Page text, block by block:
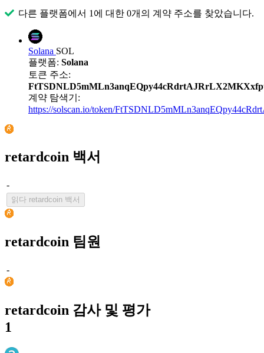
다른 플랫폼에서 1에 대한 0개의 계약 주소를 찾았습니다.
Solana SOL
플랫폼: Solana
토큰 주소:
계약 탐색기:
https://solscan.io/token/
retardcoin 백서
-
읽다 retardcoin 백서
retardcoin 팀원
-
retardcoin 감사 및 평가
1